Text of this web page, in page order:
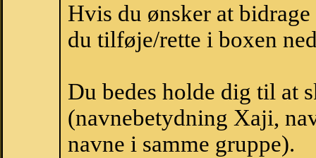
Hvis du ønsker at
du tilføje/rette i boxen
Du bedes holde dig til at
(navnebetydning Xaji,
navne i samme gruppe).